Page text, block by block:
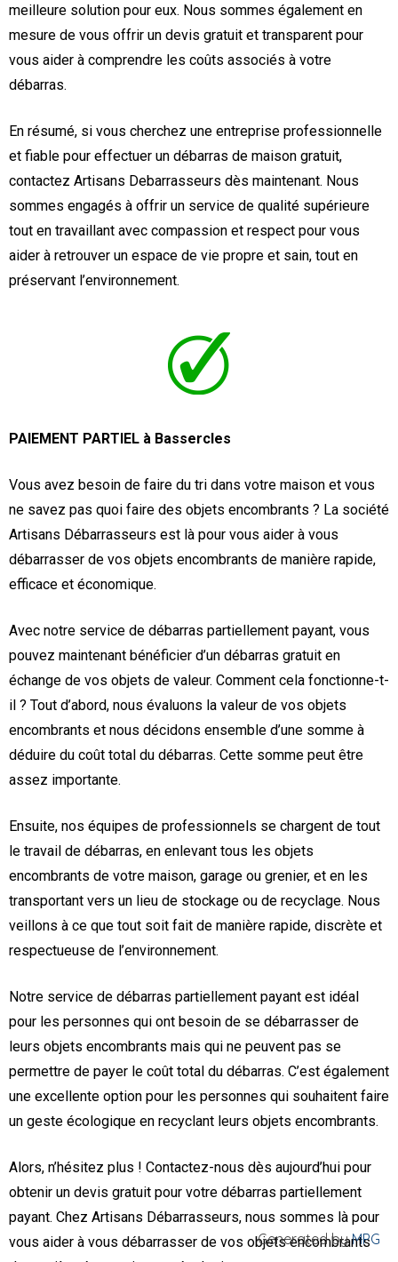
meilleure solution pour eux. Nous sommes également en
mesure de vous offrir un devis gratuit et transparent pour
vous aider à comprendre les coûts associés à votre
débarras.
En résumé, si vous cherchez une entreprise professionnelle
et fiable pour effectuer un débarras de maison gratuit,
contactez Artisans Debarrasseurs dès maintenant. Nous
sommes engagés à offrir un service de qualité supérieure
tout en travaillant avec compassion et respect pour vous
aider à retrouver un espace de vie propre et sain, tout en
préservant l’environnement.
PAIEMENT PARTIEL à Bassercles
Vous avez besoin de faire du tri dans votre maison et vous
ne savez pas quoi faire des objets encombrants ? La société
Artisans Débarrasseurs est là pour vous aider à vous
débarrasser de vos objets encombrants de manière rapide,
efficace et économique.
Avec notre service de débarras partiellement payant, vous
pouvez maintenant bénéficier d’un débarras gratuit en
échange de vos objets de valeur. Comment cela fonctionne-t-
il ? Tout d’abord, nous évaluons la valeur de vos objets
encombrants et nous décidons ensemble d’une somme à
déduire du coût total du débarras. Cette somme peut être
assez importante.
Ensuite, nos équipes de professionnels se chargent de tout
le travail de débarras, en enlevant tous les objets
encombrants de votre maison, garage ou grenier, et en les
transportant vers un lieu de stockage ou de recyclage. Nous
veillons à ce que tout soit fait de manière rapide, discrète et
respectueuse de l’environnement.
Notre service de débarras partiellement payant est idéal
pour les personnes qui ont besoin de se débarrasser de
leurs objets encombrants mais qui ne peuvent pas se
permettre de payer le coût total du débarras. C’est également
une excellente option pour les personnes qui souhaitent faire
un geste écologique en recyclant leurs objets encombrants.
Alors, n’hésitez plus ! Contactez-nous dès aujourd’hui pour
obtenir un devis gratuit pour votre débarras partiellement
payant. Chez Artisans Débarrasseurs, nous sommes là pour
vous aider à vous débarrasser de vos objets encombrants
Generated byMPG